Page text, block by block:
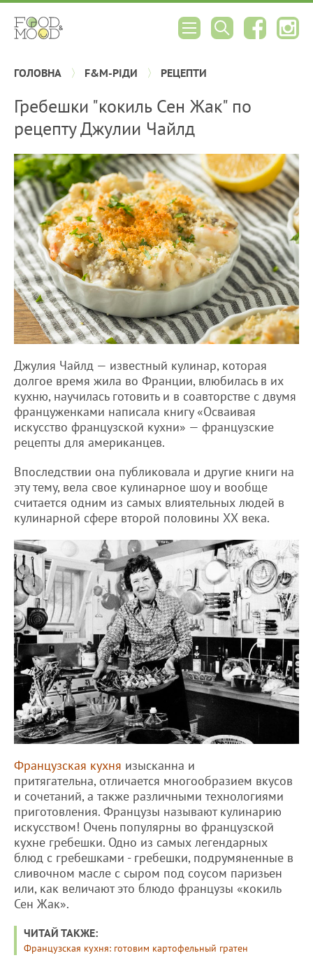
ГОЛОВНА F&M-РІДИ РЕЦЕПТИ
Гребешки "кокиль Сен Жак" по
рецепту Джулии Чайлд
Джулия Чайлд — известный кулинар, которая
долгое время жила во Франции, влюбилась в их
кухню, научилась готовить и в соавторстве с двумя
француженками написала книгу «Осваивая
искусство французской кухни» — французские
рецепты для американцев.
Впоследствии она публиковала и другие книги на
эту тему, вела свое кулинарное шоу и вообще
считается одним из самых влиятельных людей в
кулинарной сфере второй половины ХХ века.
Французская кухня изысканна и
притягательна, отличается многообразием вкусов
и сочетаний, а также различными технологиями
приготовления. Французы называют кулинарию
искусством! Очень популярны во французской
кухне гребешки. Одно из самых легендарных
блюд с гребешками - гребешки, подрумяненные в
сливочном масле с сыром под соусом паризьен
или, как величают это блюдо французы «кокиль
Сен Жак».
ЧИТАЙ ТАКЖЕ:
Французская кухня: готовим картофельный гратен